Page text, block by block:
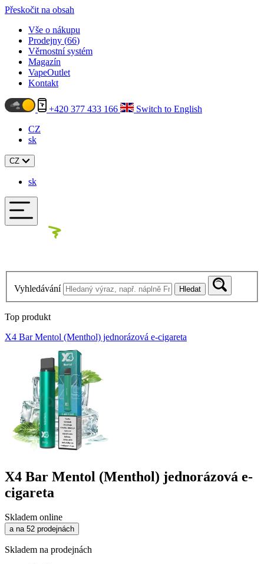
Přeskočit na obsah
Vše o nákupu
Prodejny (66)
Věrnostní systém
Magazín
VapeOutlet
Kontakt
+420 377 433 166
Switch to English
CZ
sk
CZ
sk
Vyhledávání Hledat
Top produkt
X4 Bar Mentol (Menthol) jednorázová e-cigareta
X4 Bar Mentol (Menthol) jednorázová e-
cigareta
Skladem online
a na 52 prodejnách
Skladem na prodejnách